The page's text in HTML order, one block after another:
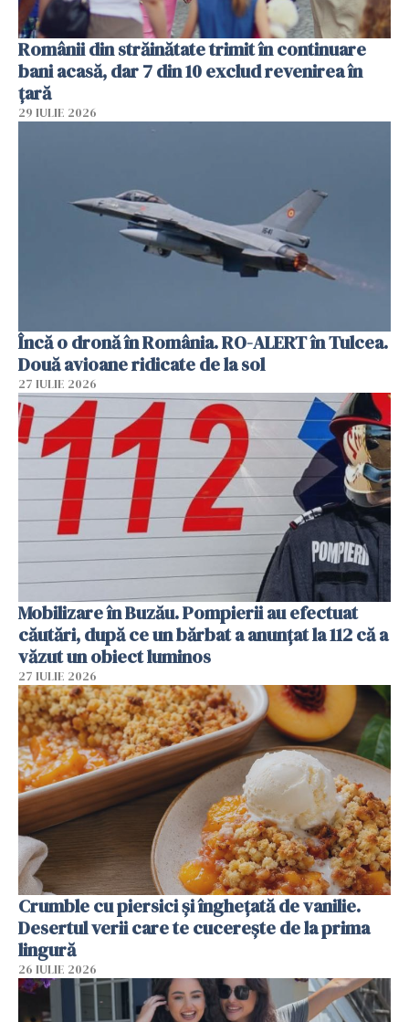
Românii din străinătate trimit în continuare
bani acasă, dar 7 din 10 exclud revenirea în
țară
29 IULIE 2026
Încă o dronă în România. RO-ALERT în Tulcea.
Două avioane ridicate de la sol
27 IULIE 2026
Mobilizare în Buzău. Pompierii au efectuat
căutări, după ce un bărbat a anunțat la 112 că a
văzut un obiect luminos
27 IULIE 2026
Crumble cu piersici și înghețată de vanilie.
Desertul verii care te cucerește de la prima
lingură
26 IULIE 2026